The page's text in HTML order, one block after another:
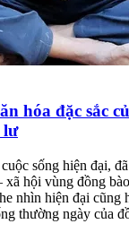
hóa đặc sắc
lư
sống hiện đại,
xã hội vùng đồng
nhìn hiện đại cũng
thường ngày của